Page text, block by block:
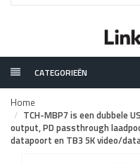
CATEGORIEËN
Home
TCH-MBP7 is een dubbele
output, PD passthrough
datapoort en TB3 5K video/